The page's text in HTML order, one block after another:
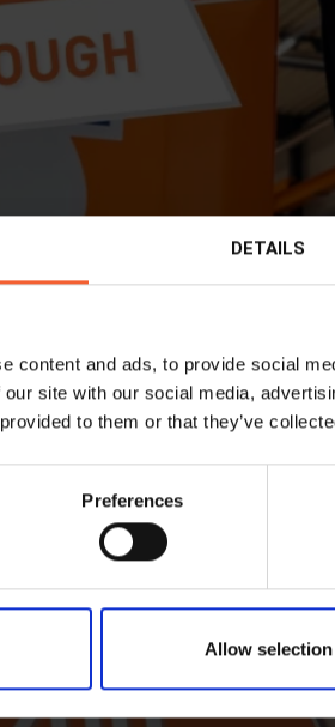
DETAILS
content and ads, to provide social
site with our social media,
to them or that they’ve
Preferences
Allow selection
door onze zware Buis
uitzonderlijke snijkwaliteit.
door de